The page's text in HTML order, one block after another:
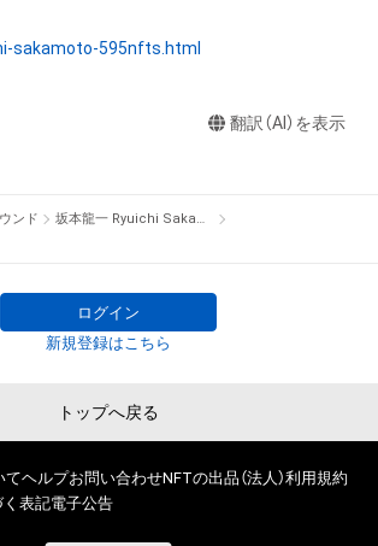
into a unique NFT.
for each bar, composing a total of 595
Sakamoto.
owners of this collectible NFT item can join
for the rights to obtain “Merry
by Ryuichi Sakamoto handwritten
NFT is the limited download link for WAV
of “Merry Christmas Mr. Lawrence -
be sent via email at a later date.
グを含みますが、これらに限りません。)を
ん。
性、正確性、完全性、有効性、特定の目的への
ものでなく、当該瑕疵又は購入者等が使用す
回線、ソフトウェア若しくはプラットフォー
また当社は、本サービスに関して、購入者等
おいて生じた取引、連絡または紛争等につい
ないものとします。
合、株式会社幻冬舎の責任は、債務不履行また
本ＮＦＴに関して株式会社幻冬舎が最初に
として受領した金額とします。ただし、当
sakamoto-595nfts.html
翻訳（AI）を表示
ンド
坂本龍一 Ryuichi Sakamoto
ログイン
新規登録はこちら
トップへ戻る
てヘルプお問い合わせNFTの出品（法人）利用規約
く表記電子公告